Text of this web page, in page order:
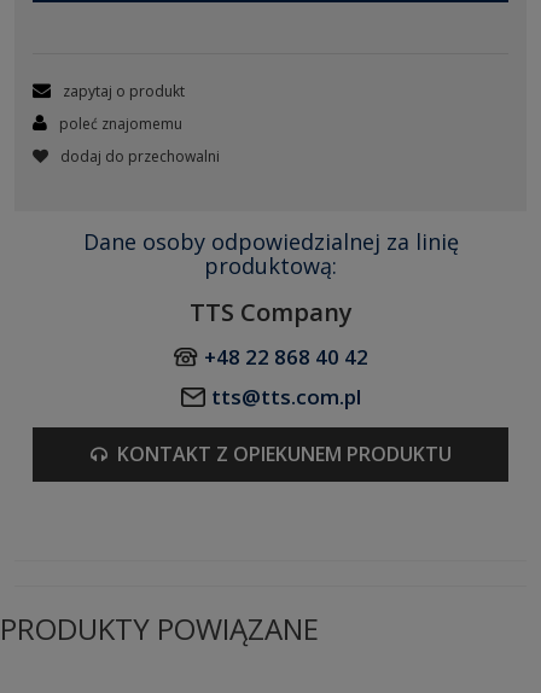
zapytaj o produkt
poleć znajomemu
dodaj do przechowalni
Dane osoby odpowiedzialnej za linię
produktową:
TTS Company
+48 22 868 40 42
tts@tts.com.pl
KONTAKT Z OPIEKUNEM PRODUKTU
PRODUKTY POWIĄZANE